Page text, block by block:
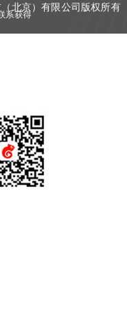
系获得
北京）有限公司版权所有